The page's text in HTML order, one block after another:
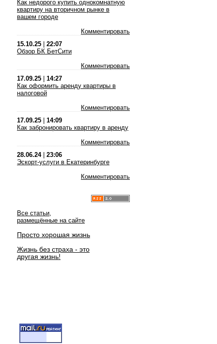
Как недорого купить однокомнатную
квартиру на вторичном рынке в
вашем городе
Комментировать
15.10.25
22:07
Обзор БК БетСити
Комментировать
17.09.25
14:27
Как оформить аренду квартиры в
налоговой
Комментировать
17.09.25
14:09
Как забронировать квартиру в аренду
Комментировать
28.06.24| 23:06
Эскорт-услуги в Екатеринбурге
Комментировать
Все статьи,
размещённые на сайте
Просто хорошая жизнь
Жизнь без страха - это
другая жизнь!